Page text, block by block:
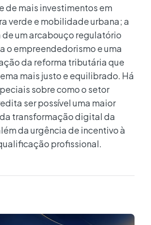
de mais investimentos em
verde e mobilidade urbana; a
um arcabouço regulatório
o empreendedorismo e uma
da reforma tributária que
mais justo e equilibrado. Há
sobre como o setor
ser possível uma maior
transformação digital da
da urgência de incentivo à
profissional.